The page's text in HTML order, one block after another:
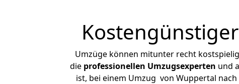
Umzüge können mitunter recht
die professionellen Umzugsexperten und
ist, bei einem Umzug von Wuppertal